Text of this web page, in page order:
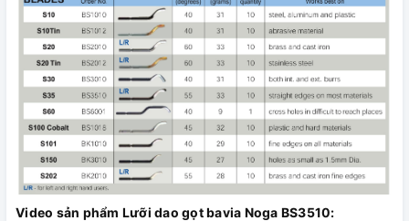
Video sản phẩm Lưỡi dao gọt bavia Noga BS3510: